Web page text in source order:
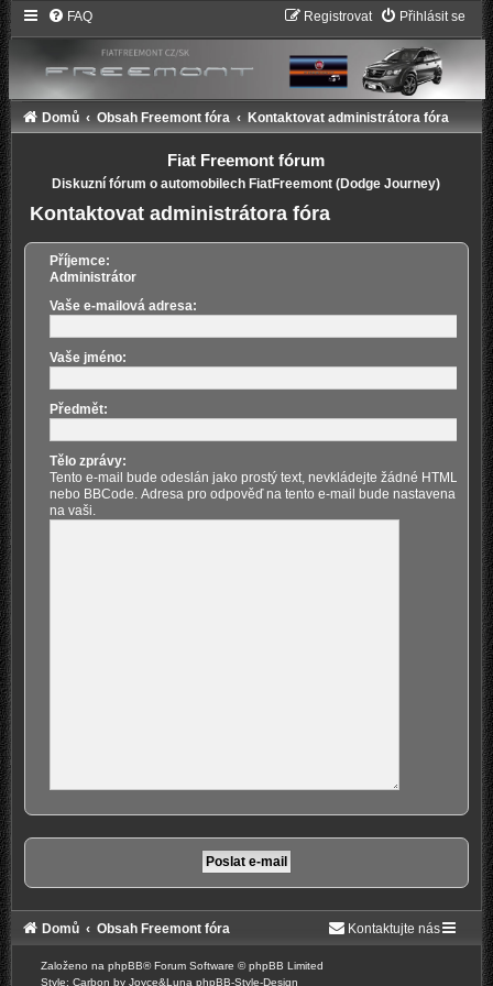
FAQ Přihlásit se
Registrovat
Domů Obsah Freemont fóra Kontaktovat administrátora fóra
Fiat Freemont fórum
Diskuzní fórum o automobilech FiatFreemont (Dodge Journey)
Kontaktovat administrátora fóra
Příjemce:
Administrátor
Vaše e-mailová adresa:
Vaše jméno:
Předmět:
Tělo zprávy:
Tento e-mail bude odeslán jako prostý text, nevkládejte žádné HTML
nebo BBCode. Adresa pro odpověď na tento e-mail bude nastavena
na vaši.
Domů Obsah Freemont fóra Kontaktujte nás
Založeno na phpBB® Forum Software © phpBB Limited
Style: Carbon by Joyce&Luna phpBB-Style-Design